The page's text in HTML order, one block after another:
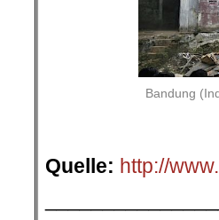
Bandung
Quelle: http://